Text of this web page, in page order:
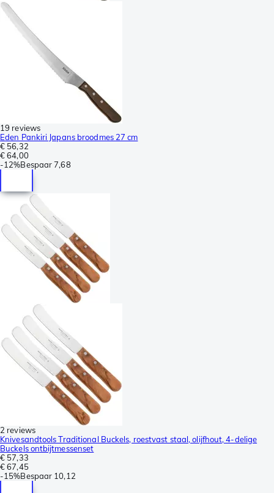
19 reviews
Eden Pankiri Japans broodmes 27 cm
€ 56,32
€ 64,00
-12%Bespaar 7,68
2 reviews
Knivesandtools Traditional Buckels, roestvast staal, olijfhout, 4-delige
Buckels ontbijtmessenset
€ 57,33
€ 67,45
-15%Bespaar 10,12